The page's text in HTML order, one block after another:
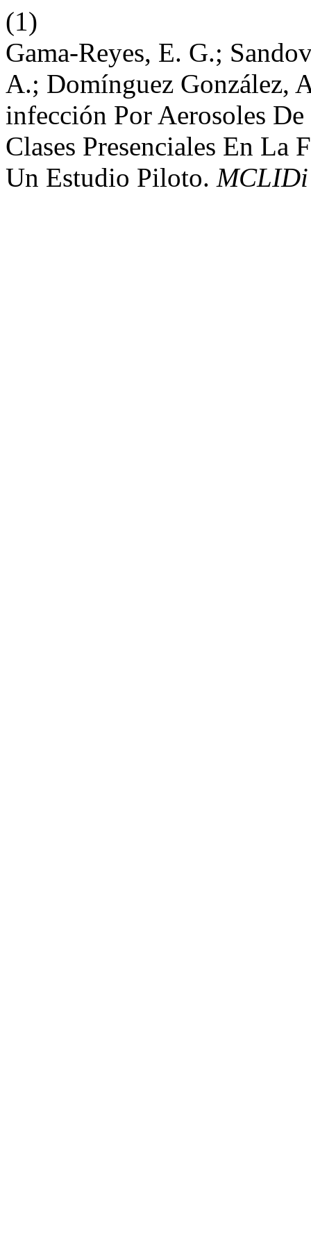
(1)
Gama-Reyes, E. G.;
A.; Domínguez González,
infección Por Aerosoles
Clases Presenciales En La
Un Estudio Piloto. MCLIDi